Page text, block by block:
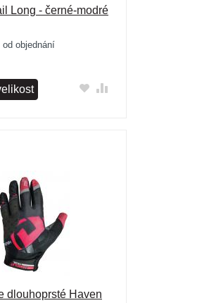
Long - černé-modré
od objednání
dlouhoprsté Haven